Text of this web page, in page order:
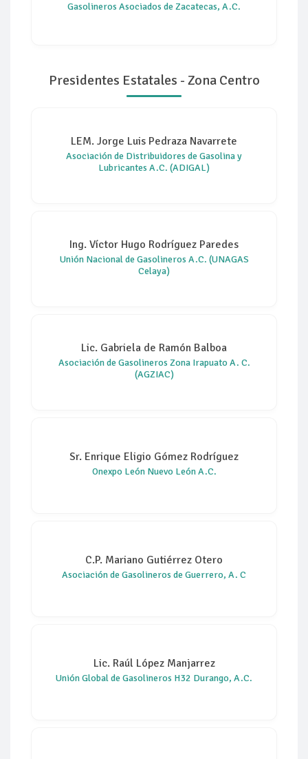
Gasolineros Asociados de Zacatecas, A.C.
Presidentes Estatales - Zona Centro
LEM. Jorge Luis Pedraza Navarrete
Asociación de Distribuidores de Gasolina y
Lubricantes A.C. (ADIGAL)
Ing. Víctor Hugo Rodríguez Paredes
Unión Nacional de Gasolineros A.C. (UNAGAS
Celaya)
Lic. Gabriela de Ramón Balboa
Asociación de Gasolineros Zona Irapuato A. C.
(AGZIAC)
Sr. Enrique Eligio Gómez Rodríguez
Onexpo León Nuevo León A.C.
C.P. Mariano Gutiérrez Otero
Asociación de Gasolineros de Guerrero, A. C
Lic. Raúl López Manjarrez
Unión Global de Gasolineros H32 Durango, A.C.